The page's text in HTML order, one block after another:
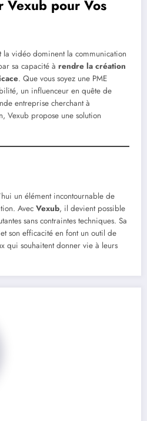
Vexub pour Vos
la vidéo dominent la communication
sa capacité à rendre la création
. Que vous soyez une PME
un influenceur en quête de
entreprise cherchant à
Vexub propose une solution
un élément incontournable de
Avec Vexub, il devient possible
sans contraintes techniques. Sa
son efficacité en font un outil de
qui souhaitent donner vie à leurs